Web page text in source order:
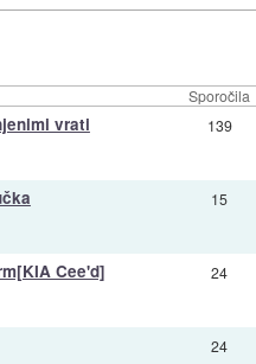
Sporočila
vrati 139
15
Cee'd] 24
24